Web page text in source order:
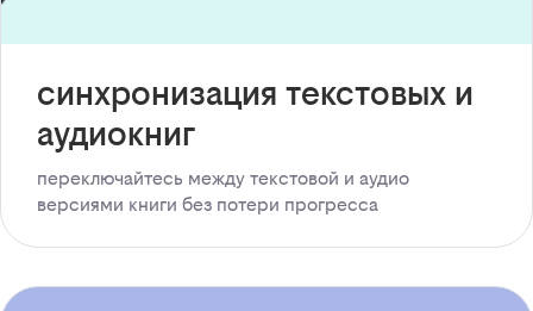
синхронизация текстовых и
аудиокниг
переключайтесь между текстовой и аудио
версиями книги без потери прогресса